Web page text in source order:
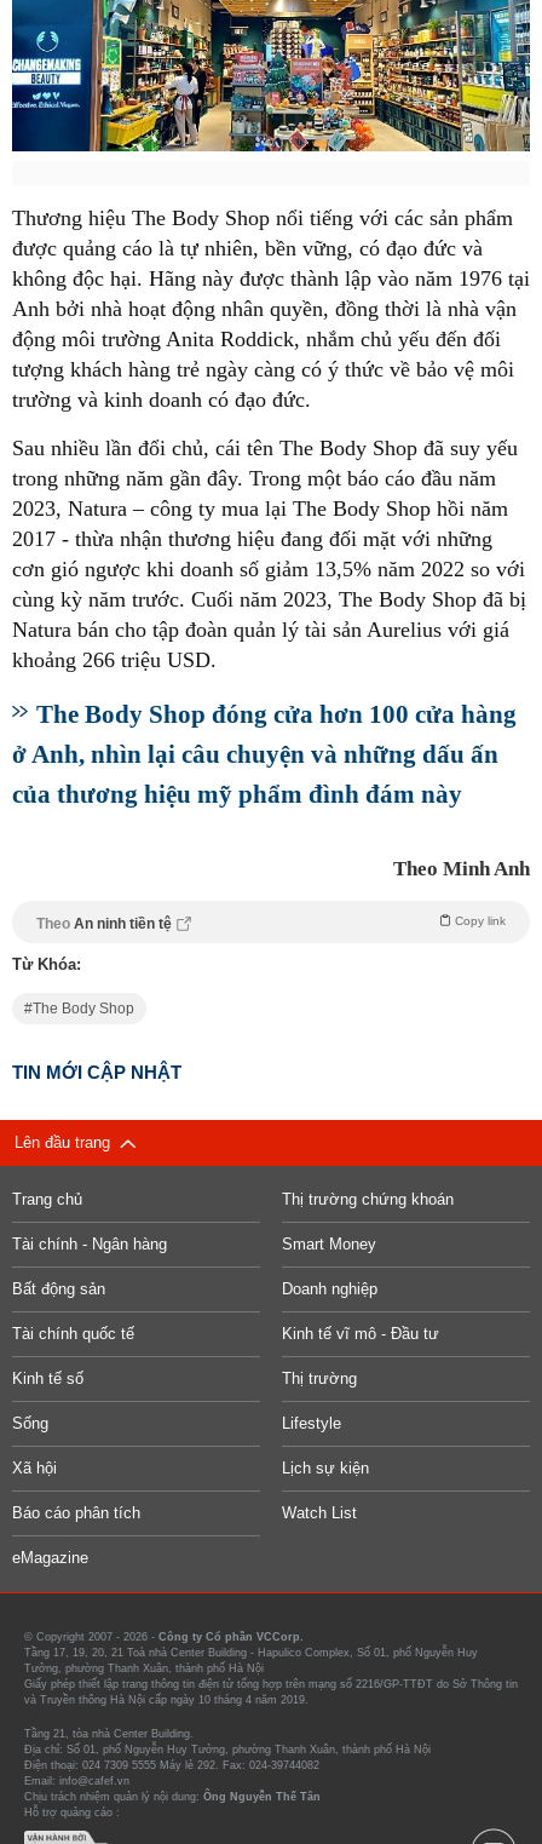
Thương hiệu The Body Shop nổi tiếng với các sản phẩm
được quảng cáo là tự nhiên, bền vững, có đạo đức và
không độc hại. Hãng này được thành lập vào năm 1976 tại
Anh bởi nhà hoạt động nhân quyền, đồng thời là nhà vận
động môi trường Anita Roddick, nhắm chủ yếu đến đối
tượng khách hàng trẻ ngày càng có ý thức về bảo vệ môi
trường và kinh doanh có đạo đức.
Sau nhiều lần đổi chủ, cái tên The Body Shop đã suy yếu
trong những năm gần đây. Trong một báo cáo đầu năm
2023, Natura – công ty mua lại The Body Shop hồi năm
2017 - thừa nhận thương hiệu đang đối mặt với những
cơn gió ngược khi doanh số giảm 13,5% năm 2022 so với
cùng kỳ năm trước. Cuối năm 2023, The Body Shop đã bị
Natura bán cho tập đoàn quản lý tài sản Aurelius với giá
khoảng 266 triệu USD.
The Body Shop đóng cửa hơn 100 cửa hàng
ở Anh, nhìn lại câu chuyện và những dấu ấn
của thương hiệu mỹ phẩm đình đám này
Theo Minh Anh
Theo An ninh tiền tệ Copy link
Từ Khóa:
The Body Shop
TIN MỚI CẬP NHẬT
Lên đầu trang
Trang chủ Thị trường chứng khoán
Tài chính - Ngân hàng Smart Money
Bất động sản Doanh nghiệp
Tài chính quốc tế Kinh tế vĩ mô - Đầu tư
Kinh tế số Thị trường
Sống Lifestyle
Xã hội Lịch sự kiện
Báo cáo phân tích Watch List
eMagazine
© Copyright 2007 - 2026 - Công ty Cổ phần VCCorp.
Tầng 17, 19, 20, 21 Toà nhà Center Building - Hapulico Complex, Số 01, phố Nguyễn Huy
Tưởng, phường Thanh Xuân, thành phố Hà Nội
Giấy phép thiết lập trang thông tin điện tử tổng hợp trên mạng số 2216/GP-TTĐT do Sở Thông tin
và Truyền thông Hà Nội cấp ngày 10 tháng 4 năm 2019.
Tầng 21, tòa nhà Center Building.
Địa chỉ: Số 01, phố Nguyễn Huy Tưởng, phường Thanh Xuân, thành phố Hà Nội
Điện thoại: 024 7309 5555 Máy lẻ 292. Fax: 024-39744082
Email: info@cafef.vn
Chịu trách nhiệm quản lý nội dung: Ông Nguyễn Thế Tân
Hỗ trợ quảng cáo :